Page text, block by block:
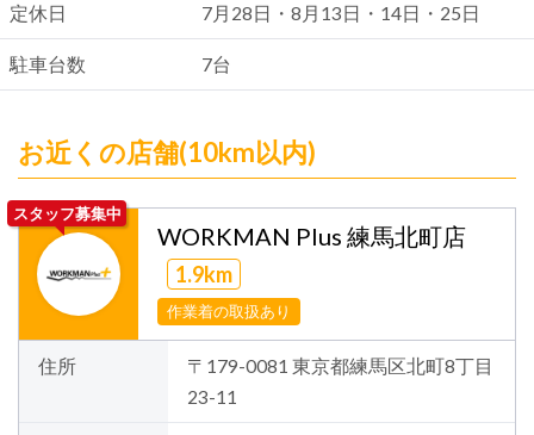
定休日 7月28日・8月13日・14日・25日
駐車台数 7台
お近くの店舗(10km以内)
スタッフ募集中
WORKMAN Plus 練馬北町店
1.9km
作業着の取扱あり
住所
〒179-0081 東京都練馬区北町8丁目
23-11